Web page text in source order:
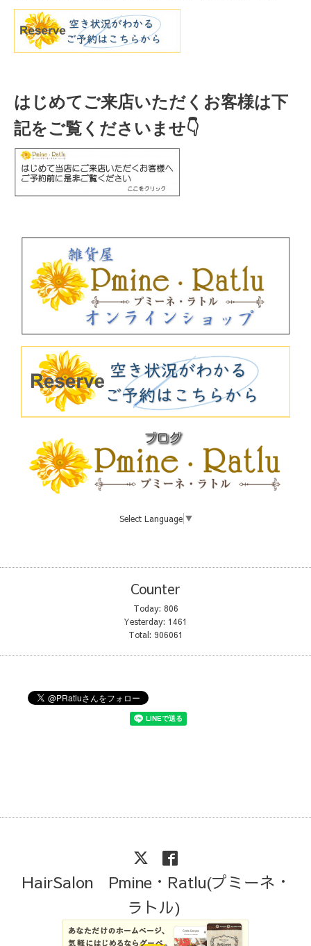
はじめてご来店いただくお客様は下
記をご覧くださいませ👇
Select Language ▼
Counter
Today: 806
Yesterday: 1461
Total: 906061
HairSalon Pmine・Ratlu(プミーネ・
ラトル)